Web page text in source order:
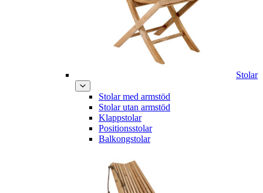
Stolar
Stolar med armstöd
Stolar utan armstöd
Klappstolar
Positionsstolar
Balkongstolar